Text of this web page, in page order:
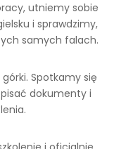
utniemy sobie
i sprawdzimy,
samych falach.
Spotkamy się
dokumenty i